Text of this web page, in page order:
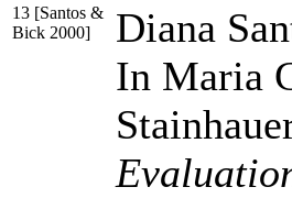
13 [Santos &
Bick 2000]
Diana
In Maria